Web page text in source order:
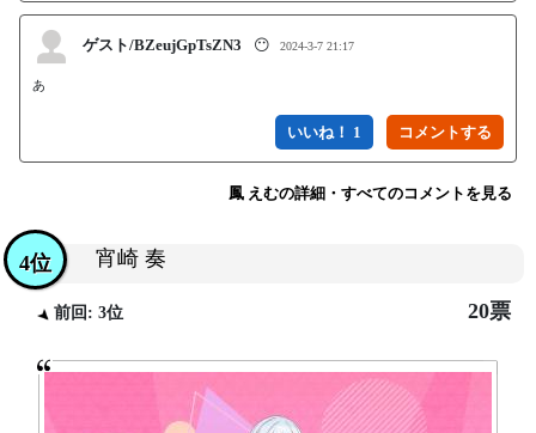
ゲスト/BZeujGpTsZN3 😶 2024-3-7 21:17
あ
いいね！ 1
鳳 えむの詳細・すべてのコメントを見る
宵崎 奏
4位
前回: 3位 20票